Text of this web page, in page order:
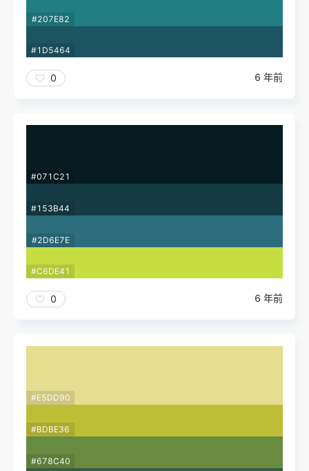
#207E82
#1D5464
0 6 年前
#071C21
#153B44
#2D6E7E
#C6DE41
0 6 年前
#E5DD90
#BDBE36
#678C40